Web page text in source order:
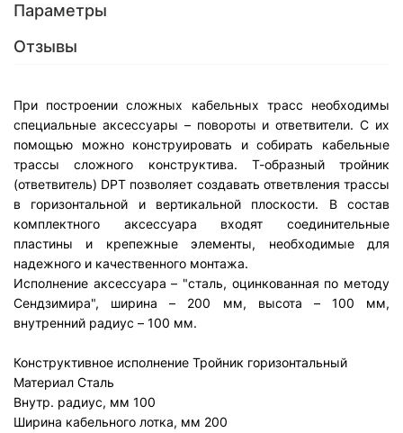
Параметры
Отзывы
При построении сложных кабельных трасс необходимы
специальные аксессуары – повороты и ответвители. С их
помощью можно конструировать и собирать кабельные
трассы сложного конструктива. Т-образный тройник
(ответвитель) DPT позволяет создавать ответвления трассы
в горизонтальной и вертикальной плоскости. В состав
комплектного аксессуара входят соединительные
пластины и крепежные элементы, необходимые для
надежного и качественного монтажа.
Исполнение аксессуара – "сталь, оцинкованная по методу
Сендзимира", ширина – 200 мм, высота – 100 мм,
внутренний радиус – 100 мм.
Конструктивное исполнение Тройник горизонтальный
Материал Сталь
Внутр. радиус, мм 100
Ширина кабельного лотка, мм 200